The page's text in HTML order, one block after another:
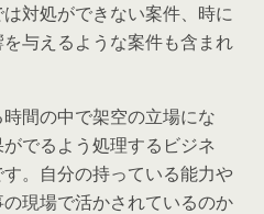
対処ができない案件、時に
与えるような案件も含まれ
間の中で架空の立場にな
でるよう処理するビジネ
。自分の持っている能力や
現場で活かされているのか